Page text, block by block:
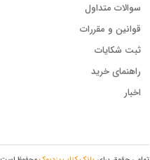
سوالات متداول
قوانین و مقررات
ثبت شکایات
راهنمای خرید
اخبار